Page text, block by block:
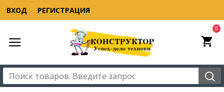
ВХОД РЕГИСТРАЦИЯ
0